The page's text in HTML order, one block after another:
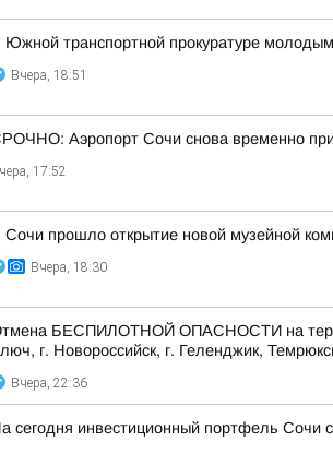
Южной транспортной прокуратуре
Вчера, 18:51
Аэропорт Сочи снова временно
17:52
Сочи прошло открытие новой музейной
Вчера, 18:30
БЕСПИЛОТНОЙ ОПАСНОСТИ на
г. Новороссийск, г. Геленджик,
Вчера, 22:36
сегодня инвестиционный портфель Сочи